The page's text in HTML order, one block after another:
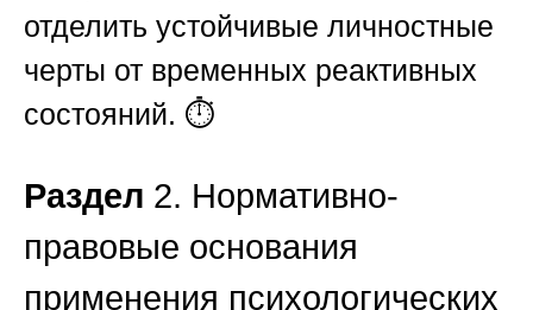
отделить устойчивые личностные
черты от временных реактивных
состояний. ⏱️
Раздел 2. Нормативно-
правовые основания
применения психологических